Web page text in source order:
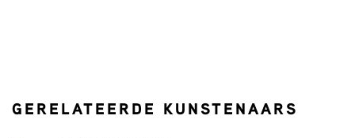
GERELATEERDE KUNSTENAARS